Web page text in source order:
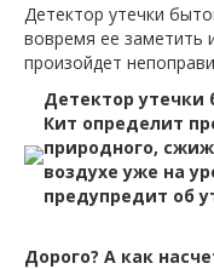
Детектор утечки
вовремя ее заметить
произойдет
Детектор утечки
Кит определит
природного,
воздухе уже на
предупредит об
Дорого? А как